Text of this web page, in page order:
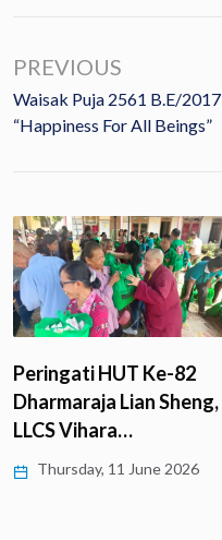
PREVIOUS
Waisak Puja 2561 B.E/2017,
“Happiness For All Beings”
Peringati HUT Ke-82
Dharmaraja Lian Sheng,
LLCS Vihara…
Thursday, 11 June 2026